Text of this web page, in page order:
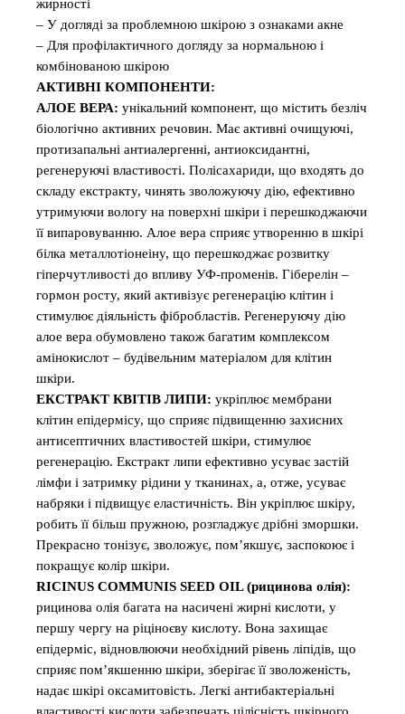
жирності
– У догляді за проблемною шкірою з ознаками акне
– Для профілактичного догляду за нормальною і
комбінованою шкірою
АКТИВНІ КОМПОНЕНТИ:
АЛОЕ ВЕРА: унікальний компонент, що містить безліч
біологічно активних речовин. Має активні очищуючі,
протизапальні антиалергенні, антиоксидантні,
регенеруючі властивості. Полісахариди, що входять до
складу екстракту, чинять зволожуючу дію, ефективно
утримуючи вологу на поверхні шкіри і перешкоджаючи
її випаровуванню. Алое вера сприяє утворенню в шкірі
білка металлотіонеіну, що перешкоджає розвитку
гіперчутливості до впливу УФ-променів. Гіберелін –
гормон росту, який активізує регенерацію клітин і
стимулює діяльність фібробластів. Регенеруючу дію
алое вера обумовлено також багатим комплексом
амінокислот – будівельним матеріалом для клітин
шкіри.
ЕКСТРАКТ КВІТІВ ЛИПИ: укріплює мембрани
клітин епідермісу, що сприяє підвищенню захисних
антисептичних властивостей шкіри, стимулює
регенерацію. Екстракт липи ефективно усуває застій
лімфи і затримку рідини у тканинах, а, отже, усуває
набряки і підвищує еластичність. Він укріплює шкіру,
робить її більш пружною, розгладжує дрібні зморшки.
Прекрасно тонізує, зволожує, пом’якшує, заспокоює і
покращує колір шкіри.
RICINUS COMMUNIS SEED OIL (рицинова олія):
рицинова олія багата на насичені жирні кислоти, у
першу чергу на ріціноєву кислоту. Вона захищає
епідерміс, відновлюючи необхідний рівень ліпідів, що
сприяє пом’якшенню шкіри, зберігає її зволоженість,
надає шкірі оксамитовість. Легкі антибактеріальні